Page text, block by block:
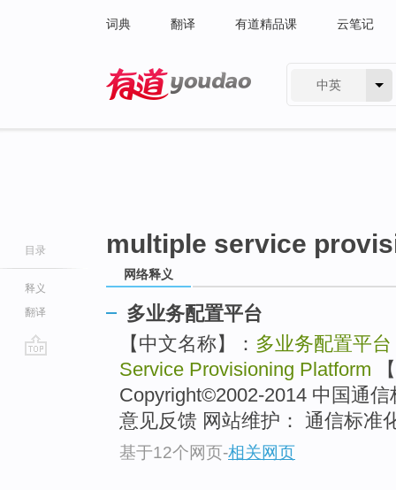
词典 翻译 有道精品课 云笔记
中英
目录
释义
翻译
multiple service
网络释义
多业务配置平台
【中文名称】： 多业务配置平台
Service Provisioning Platform
Copyright©2002-2014 中国通
意见反馈 网站维护： 通信标准
基于12个网页-相关网页